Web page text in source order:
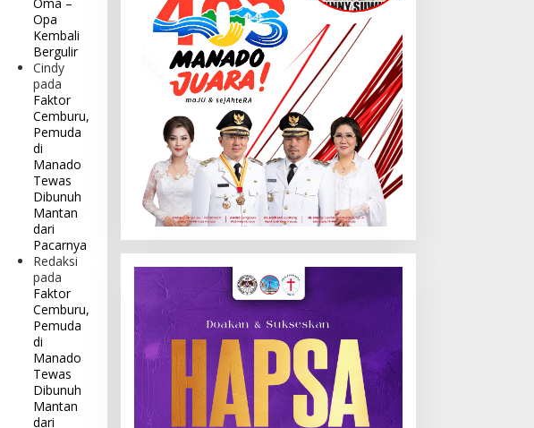
Opa
Kembali
Bergulir
Cindy
pada
Faktor
Cemburu,
Pemuda
di
Manado
Tewas
Dibunuh
Mantan
dari
Pacarnya
Redaksi
pada
Faktor
Cemburu,
Pemuda
di
Manado
Tewas
Dibunuh
Mantan
dari